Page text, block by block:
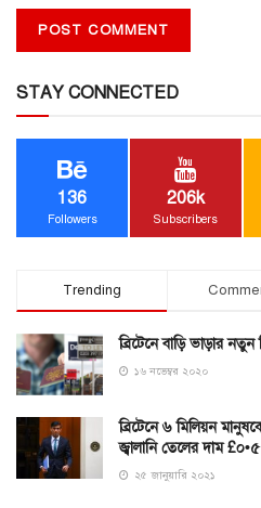
STAY CONNECTED
136
Followers
206k
Subscribers
Trending
ব্রিটেনে বাড়ি ভাড়ার
১৬ নভেম্বর ২০২০
ব্রিটেনে ৬ মিলিয়ন
জ্বালানি তেলের দাম £০•৫
২৫ জানুয়ারি ২০২১